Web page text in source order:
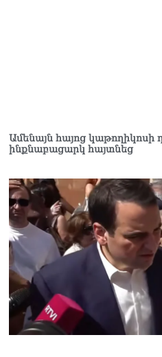
Ամենայն հայոց
ինքնաբացարկ հայտնեց